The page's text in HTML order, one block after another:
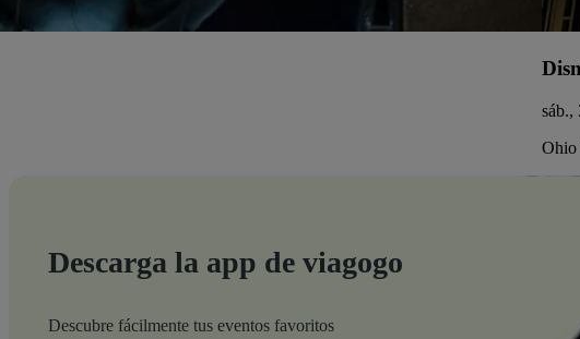
sáb.,
Ohio
Descarga la app de viagogo
Descubre fácilmente tus eventos favoritos